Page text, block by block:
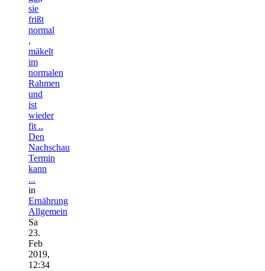
sie
frißt
normal
,
mäkelt
im
normalen
Rahmen
und
ist
wieder
fit ..
Den
Nachschau
Termin
kann
...
in
Ernährung
Allgemein
Sa
23.
Feb
2019,
12:34